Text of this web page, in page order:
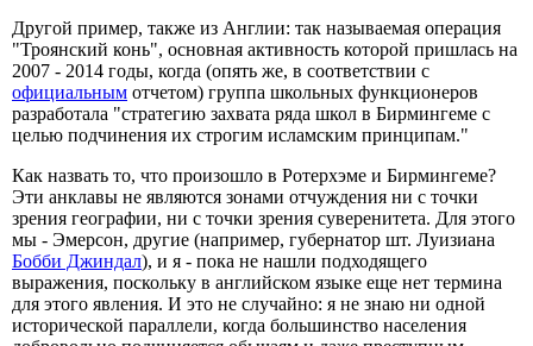
Другой пример, также из Англии: так называемая операция
"Троянский конь", основная активность которой пришлась на
2007 - 2014 годы, когда (опять же, в соответствии с
официальным отчетом) группа школьных функционеров
разработала "стратегию захвата ряда школ в Бирмингеме с
целью подчинения их строгим исламским принципам."
Как назвать то, что произошло в Ротерхэме и Бирмингеме?
Эти анклавы не являются зонами отчуждения ни с точки
зрения географии, ни с точки зрения суверенитета. Для этого
мы - Эмерсон, другие (например, губернатор шт. Луизиана
Бобби Джиндал), и я - пока не нашли подходящего
выражения, поскольку в английском языке еще нет термина
для этого явления. И это не случайно: я не знаю ни одной
исторической параллели, когда большинство населения